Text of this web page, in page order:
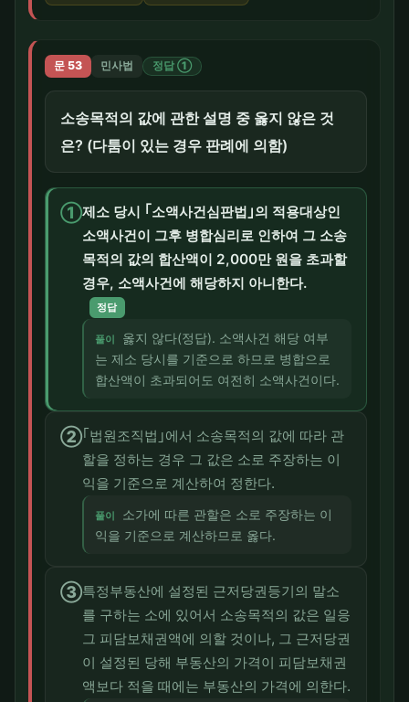
문 53 민사법 정답 ①
소송목적의 값에 관한 설명 중 옳지 않은 것
은? (다툼이 있는 경우 판례에 의함)
①제소 당시 ｢소액사건심판법｣의 적용대상인
소액사건이 그후 병합심리로 인하여 그 소송
목적의 값의 합산액이 2,000만 원을 초과할
경우, 소액사건에 해당하지 아니한다.
정답
풀이
옳지 않다(정답). 소액사건 해당 여부
는 제소 당시를 기준으로 하므로 병합으로
합산액이 초과되어도 여전히 소액사건이다.
②｢법원조직법｣에서 소송목적의 값에 따라 관
할을 정하는 경우 그 값은 소로 주장하는 이
익을 기준으로 계산하여 정한다.
풀이
소가에 따른 관할은 소로 주장하는 이
익을 기준으로 계산하므로 옳다.
③특정부동산에 설정된 근저당권등기의 말소
를 구하는 소에 있어서 소송목적의 값은 일응
그 피담보채권액에 의할 것이나, 그 근저당권
이 설정된 당해 부동산의 가격이 피담보채권
액보다 적을 때에는 부동산의 가격에 의한다.